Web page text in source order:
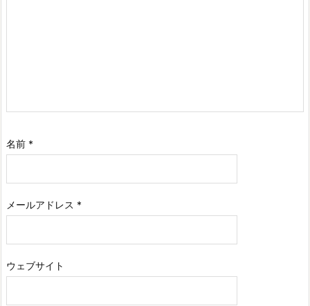
名前 *
メールアドレス *
ウェブサイト